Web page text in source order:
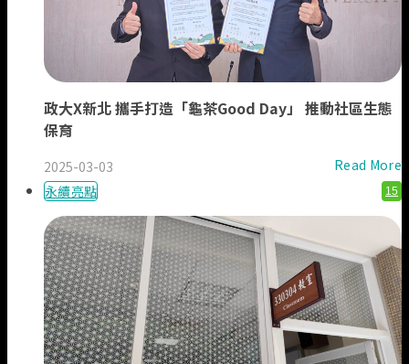
政大X新北 攜手打造「龜茶Good Day」 推動社區生態
保育
2025-03-03
Read More
永續亮點
15